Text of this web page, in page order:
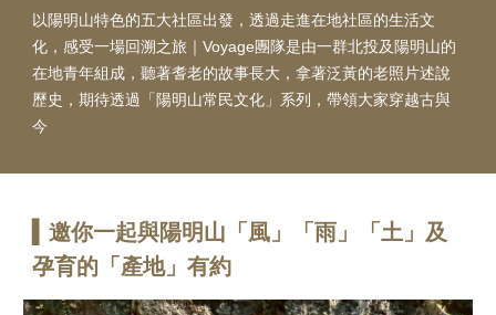
以陽明山特色的五大社區出發，透過走進在地社區的生活文
化，感受一場回溯之旅｜Voyage團隊是由一群北投及陽明山的
在地青年組成，聽著耆老的故事長大，拿著泛黃的老照片述說
歷史，期待透過「陽明山常民文化」系列，帶領大家穿越古與
今
▍邀你一起與陽明山「風」「雨」「土」及
孕育的「產地」有約